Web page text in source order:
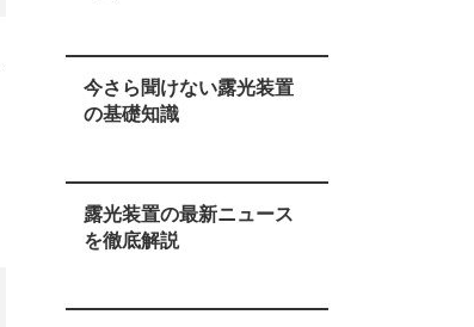
今さら聞けない露光装置
の基礎知識
露光装置の最新ニュース
を徹底解説